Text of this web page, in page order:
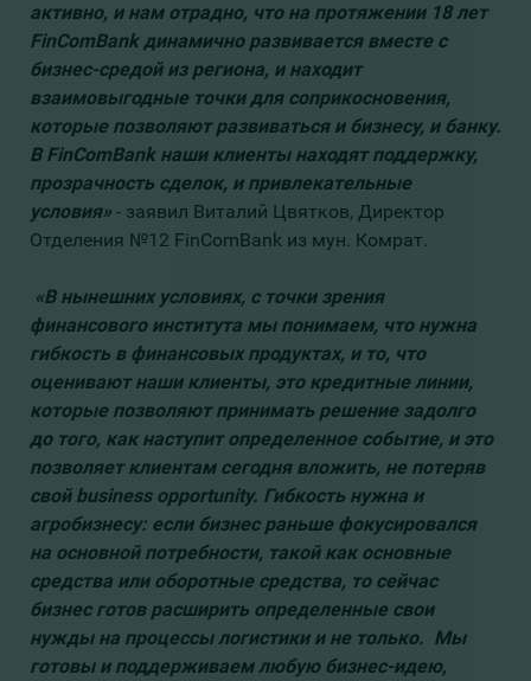
активно, и нам отрадно, что на протяжении 18 лет
FinComBank динамично развивается вместе с
бизнес-средой из региона, и находит
взаимовыгодные точки для соприкосновения,
которые позволяют развиваться и бизнесу, и банку.
В FinComBank наши клиенты находят поддержку,
прозрачность сделок, и привлекательные
условия» - заявил Виталий Цвятков, Директор
Отделения №12 FinComBank из мун. Комрат.
«В нынешних условиях, с точки зрения
финансового института мы понимаем, что нужна
гибкость в финансовых продуктах, и то, что
оценивают наши клиенты, это кредитные линии,
которые позволяют принимать решение задолго
до того, как наступит определенное событие, и это
позволяет клиентам сегодня вложить, не потеряв
свой business opportunity. Гибкость нужна и
агробизнесу: если бизнес раньше фокусировался
на основной потребности, такой как основные
средства или оборотные средства, то сейчас
бизнес готов расширить определенные свои
нужды на процессы логистики и не только. Мы
готовы и поддерживаем любую бизнес-идею,